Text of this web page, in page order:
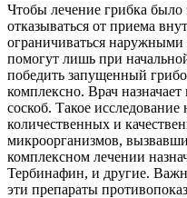
Чтобы лечение грибка
отказываться от приема
ограничиваться
помогут лишь при
победить запущенный
комплексно. Врач назначает
соскоб. Такое
количественных и
микроорганизмов,
комплексном лечении
Тербинафин, и другие.
эти препараты